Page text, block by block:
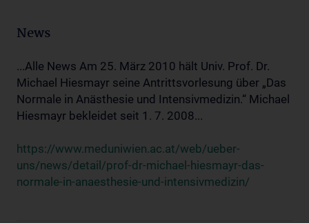
News
...Alle News Am 25. März 2010 hält Univ. Prof. Dr.
Michael Hiesmayr seine Antrittsvorlesung über „Das
Normale in Anästhesie und Intensivmedizin.“ Michael
Hiesmayr bekleidet seit 1. 7. 2008...
https://www.meduniwien.ac.at/web/ueber-
uns/news/detail/prof-dr-michael-hiesmayr-das-
normale-in-anaesthesie-und-intensivmedizin/